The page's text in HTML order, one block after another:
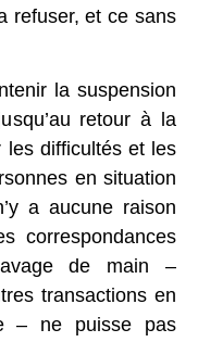
refuser, et ce sans
la suspension
retour à la
les difficultés et les
en situation
a aucune raison
correspondances
de main –
transactions en
– ne puisse pas